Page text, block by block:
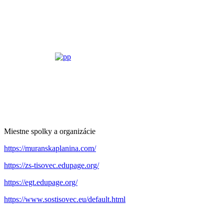
Miestne spolky a organizácie
https://muranskaplanina.com/
https://zs-tisovec.edupage.org/
https://egt.edupage.org/
https://www.sostisovec.eu/default.html